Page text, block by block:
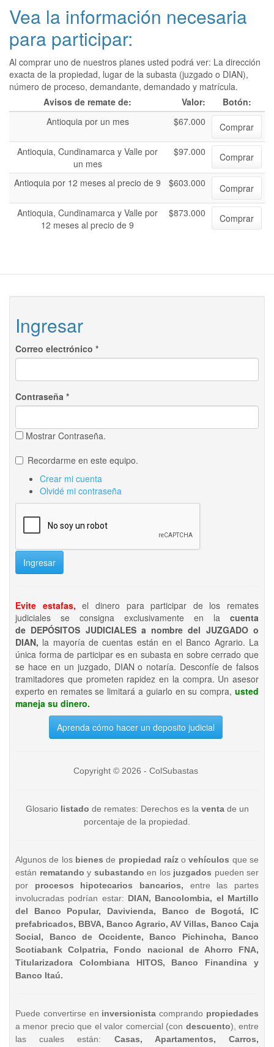
Vea la información necesaria
para participar:
Al comprar uno de nuestros planes usted podrá ver: La dirección
exacta de la propiedad, lugar de la subasta (juzgado o DIAN),
número de proceso, demandante, demandado y matrícula.
Avisos de remate de:
Valor:
Botón:
Antioquia por un mes
$67.000
Comprar
Antioquia, Cundinamarca y Valle por
un mes
$97.000 Comprar
Antioquia por 12 meses al precio de 9 $603.000
Comprar
Antioquia, Cundinamarca y Valle por
12 meses al precio de 9
$873.000 Comprar
Ingresar
Correo electrónico *
Contraseña *
Mostrar Contraseña.
Recordarme en este equipo.
Crear mi cuenta
Olvidé mi contraseña
Ingresar
Evite estafas, el dinero para participar de los remates
judiciales se consigna exclusivamente en la cuenta
de DEPÓSITOS JUDICIALES a nombre del JUZGADO o
DIAN, la mayoría de cuentas están en el Banco Agrario. La
única forma de participar es en subasta en sobre cerrado que
se hace en un juzgado, DIAN o notaría. Desconfíe de falsos
tramitadores que prometen rapidez en la compra. Un asesor
experto en remates se limitará a guiarlo en su compra, usted
maneja su dinero.
Aprenda cómo hacer un deposito judicial
Copyright © 2026 - ColSubastas
Glosario listado de remates: Derechos es la ventade un
porcentaje de la propiedad.
Algunos de los bienesde propiedad raízo vehículos que se
están rematando y subastando en los juzgados pueden ser
por procesos hipotecarios bancarios, entre las partes
involucradas podrían estar: DIAN, Bancolombia, el Martillo
del Banco Popular, Davivienda, Banco de Bogotá, IC
prefabricados, BBVA, Banco Agrario, AV Villas, Banco Caja
Social, Banco de Occidente, Banco Pichincha, Banco
Scotiabank Colpatria, Fondo nacional de Ahorro FNA,
Titularizadora Colombiana HITOS, Banco Finandina y
Banco Itaú.
Puede convertirse en inversionista comprando propiedades
a menor precio que el valor comercial (con descuento), entre
las cuales están: Casas, Apartamentos, Carros,